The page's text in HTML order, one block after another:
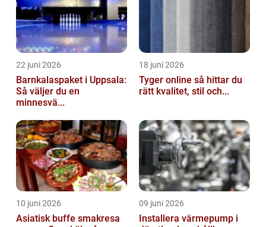
22 juni 2026
Barnkalaspaket i Uppsala:
Så väljer du en
minnesvä...
18 juni 2026
Tyger online så hittar du
rätt kvalitet, stil och...
10 juni 2026
Asiatisk buffe smakresa
09 juni 2026
Installera värmepump i